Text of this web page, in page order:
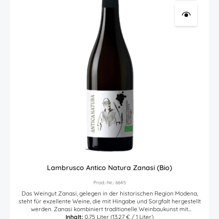
- Champagner - Cremant - Sekt - Prosecco)
Lambrusco Antico Natura Zanasi (Bio)
Prod.-Nr.: 6645
Das Weingut Zanasi, gelegen in der historischen Region Modena,
steht für exzellente Weine, die mit Hingabe und Sorgfalt hergestellt
werden. Zanasi kombiniert traditionelle Weinbaukunst mit
modernen, nachhaltigen Praktiken, um Weine zu erzeugen, die
Inhalt: 0.75 Liter (13,27 € / 1 Liter)